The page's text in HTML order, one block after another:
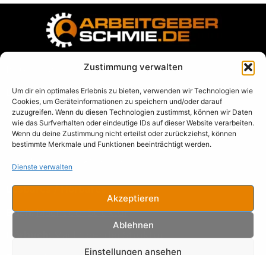
Zustimmung verwalten
Um dir ein optimales Erlebnis zu bieten, verwenden wir Technologien wie
Cookies, um Geräteinformationen zu speichern und/oder darauf
zuzugreifen. Wenn du diesen Technologien zustimmst, können wir Daten
wie das Surfverhalten oder eindeutige IDs auf dieser Website verarbeiten.
Wenn du deine Zustimmung nicht erteilst oder zurückziehst, können
bestimmte Merkmale und Funktionen beeinträchtigt werden.
Dienste verwalten
Akzeptieren
Ablehnen
Einstellungen ansehen
Datenschutz
AGB
Blog
Lesbares / Hörbares
Buch: Macht der Struktur
Hörbuch: Macht der der Struktur